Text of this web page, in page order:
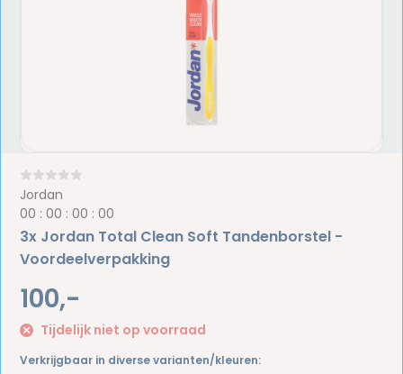
Jordan
00 :00 :00 :00
3x Jordan Total Clean Soft Tandenborstel -
Voordeelverpakking
100,-
Tijdelijk niet op voorraad
Verkrijgbaar in diverse varianten/kleuren: